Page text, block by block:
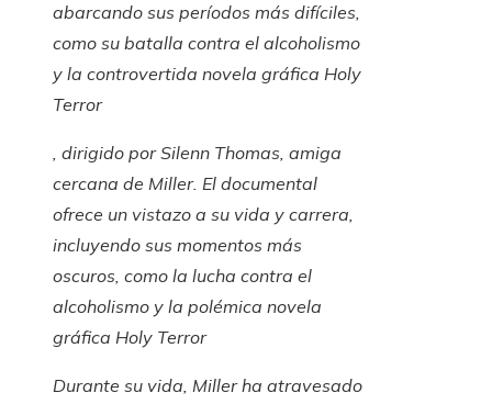
abarcando sus períodos más difíciles,
como su batalla contra el alcoholismo
y la controvertida novela gráfica Holy
Terror
, dirigido por Silenn Thomas, amiga
cercana de Miller. El documental
ofrece un vistazo a su vida y carrera,
incluyendo sus momentos más
oscuros, como la lucha contra el
alcoholismo y la polémica novela
gráfica Holy Terror
Durante su vida, Miller ha atravesado